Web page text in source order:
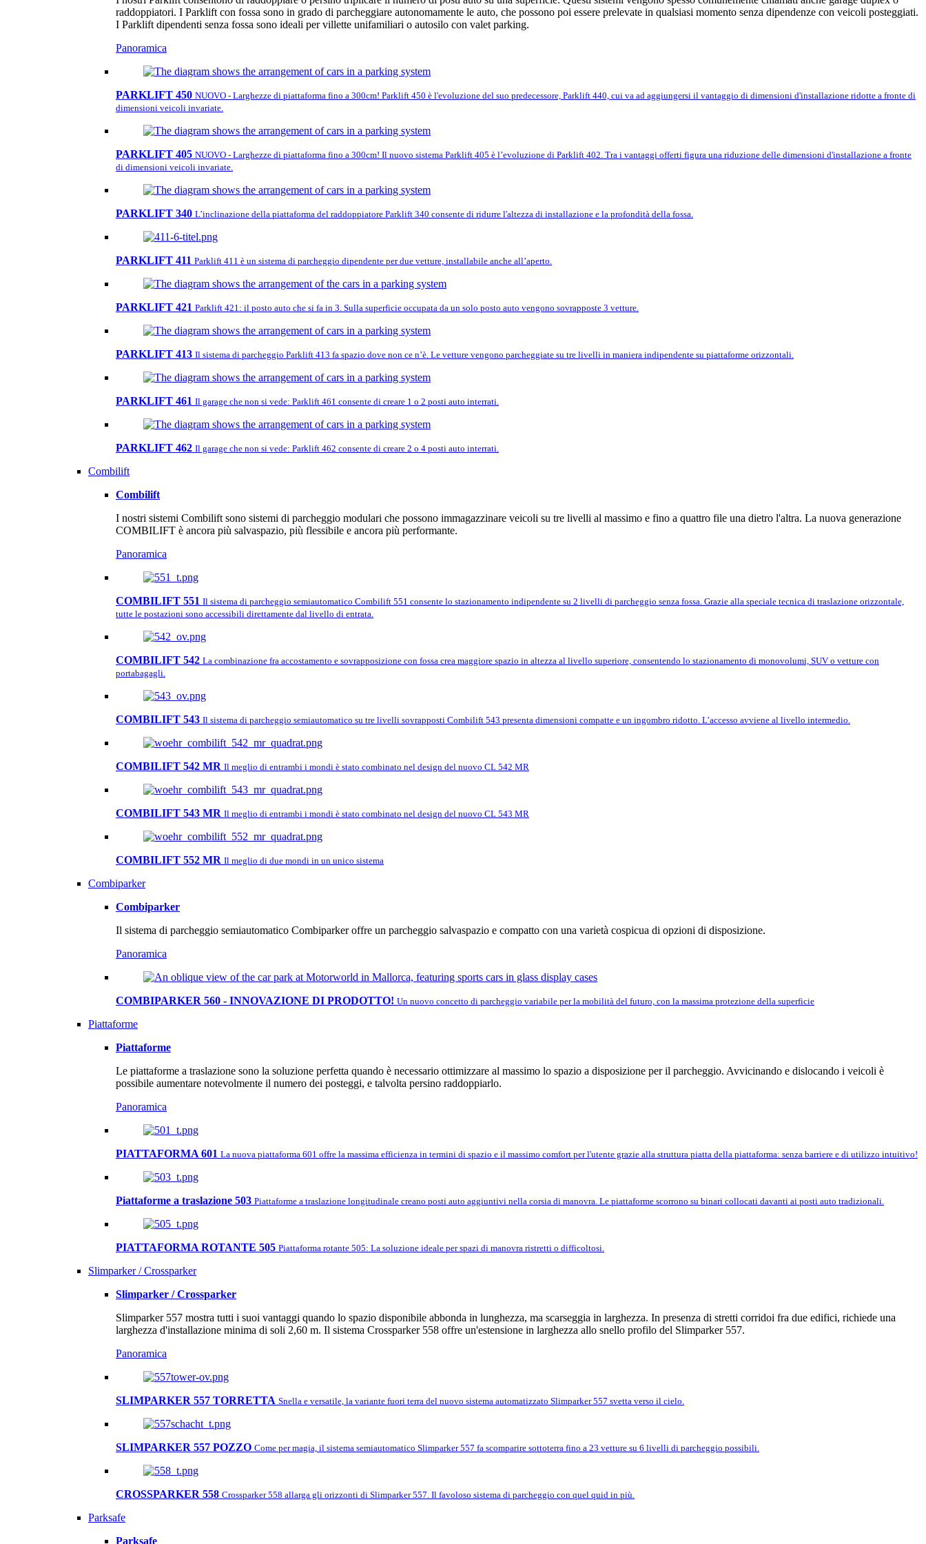
raddoppiatori. I Parklift con fossa sono in grado di parcheggiare autonomamente le auto, che possono poi essere prelevate in qualsiasi momento senza dipendenze con veicoli posteggiati.
I Parklift dipendenti senza fossa sono ideali per villette unifamiliari o autosilo con valet parking.
Panoramica
PARKLIFT 450 NUOVO - Larghezze di piattaforma fino a 300cm! Parklift 450 è l'evoluzione del suo predecessore, Parklift 440, cui va ad aggiungersi il vantaggio di dimensioni d'installazione ridotte a fronte di
dimensioni veicoli invariate.
PARKLIFT 405 NUOVO - Larghezze di piattaforma fino a 300cm! Il nuovo sistema Parklift 405 è l’evoluzione di Parklift 402. Tra i vantaggi offerti figura una riduzione delle dimensioni d'installazione a fronte
di dimensioni veicoli invariate.
PARKLIFT 340 L’inclinazione della piattaforma del raddoppiatore Parklift 340 consente di ridurre l'altezza di installazione e la profondità della fossa.
PARKLIFT 411 Parklift 411 è un sistema di parcheggio dipendente per due vetture, installabile anche all’aperto.
PARKLIFT 421 Parklift 421: il posto auto che si fa in 3. Sulla superficie occupata da un solo posto auto vengono sovrapposte 3 vetture.
PARKLIFT 413 Il sistema di parcheggio Parklift 413 fa spazio dove non ce n’è. Le vetture vengono parcheggiate su tre livelli in maniera indipendente su piattaforme orizzontali.
PARKLIFT 461 Il garage che non si vede: Parklift 461 consente di creare 1 o 2 posti auto interrati.
PARKLIFT 462 Il garage che non si vede: Parklift 462 consente di creare 2 o 4 posti auto interrati.
Combilift
Combilift
I nostri sistemi Combilift sono sistemi di parcheggio modulari che possono immagazzinare veicoli su tre livelli al massimo e fino a quattro file una dietro l'altra. La nuova generazione
COMBILIFT è ancora più salvaspazio, più flessibile e ancora più performante.
Panoramica
COMBILIFT 551 Il sistema di parcheggio semiautomatico Combilift 551 consente lo stazionamento indipendente su 2 livelli di parcheggio senza fossa. Grazie alla speciale tecnica di traslazione orizzontale,
tutte le postazioni sono accessibili direttamente dal livello di entrata.
COMBILIFT 542 La combinazione fra accostamento e sovrapposizione con fossa crea maggiore spazio in altezza al livello superiore, consentendo lo stazionamento di monovolumi, SUV o vetture con
portabagagli.
COMBILIFT 543 Il sistema di parcheggio semiautomatico su tre livelli sovrapposti Combilift 543 presenta dimensioni compatte e un ingombro ridotto. L’accesso avviene al livello intermedio.
COMBILIFT 542 MR Il meglio di entrambi i mondi è stato combinato nel design del nuovo CL 542 MR
COMBILIFT 543 MR Il meglio di entrambi i mondi è stato combinato nel design del nuovo CL 543 MR
COMBILIFT 552 MR Il meglio di due mondi in un unico sistema
Combiparker
Combiparker
Il sistema di parcheggio semiautomatico Combiparker offre un parcheggio salvaspazio e compatto con una varietà cospicua di opzioni di disposizione.
Panoramica
COMBIPARKER 560 - INNOVAZIONE DI PRODOTTO! Un nuovo concetto di parcheggio variabile per la mobilità del futuro, con la massima protezione della superficie
Piattaforme
Piattaforme
Le piattaforme a traslazione sono la soluzione perfetta quando è necessario ottimizzare al massimo lo spazio a disposizione per il parcheggio. Avvicinando e dislocando i veicoli è
possibile aumentare notevolmente il numero dei posteggi, e talvolta persino raddoppiarlo.
Panoramica
PIATTAFORMA 601 La nuova piattaforma 601 offre la massima efficienza in termini di spazio e il massimo comfort per l'utente grazie alla struttura piatta della piattaforma: senza barriere e di utilizzo intuitivo!
Piattaforme a traslazione 503 Piattaforme a traslazione longitudinale creano posti auto aggiuntivi nella corsia di manovra. Le piattaforme scorrono su binari collocati davanti ai posti auto tradizionali.
PIATTAFORMA ROTANTE 505 Piattaforma rotante 505: La soluzione ideale per spazi di manovra ristretti o difficoltosi.
Slimparker / Crossparker
Slimparker / Crossparker
Slimparker 557 mostra tutti i suoi vantaggi quando lo spazio disponibile abbonda in lunghezza, ma scarseggia in larghezza. In presenza di stretti corridoi fra due edifici, richiede una
larghezza d'installazione minima di soli 2,60 m. Il sistema Crossparker 558 offre un'estensione in larghezza allo snello profilo del Slimparker 557.
Panoramica
SLIMPARKER 557 TORRETTA Snella e versatile, la variante fuori terra del nuovo sistema automatizzato Slimparker 557 svetta verso il cielo.
SLIMPARKER 557 POZZO Come per magia, il sistema semiautomatico Slimparker 557 fa scomparire sottoterra fino a 23 vetture su 6 livelli di parcheggio possibili.
CROSSPARKER 558 Crossparker 558 allarga gli orizzonti di Slimparker 557. Il favoloso sistema di parcheggio con quel quid in più.
Parksafe
Parksafe